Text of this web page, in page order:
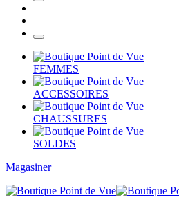
FEMMES
ACCESSOIRES
CHAUSSURES
SOLDES
Magasiner